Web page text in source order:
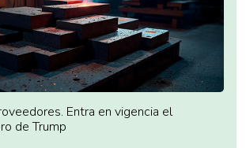
Entra en vigencia el
de Trump